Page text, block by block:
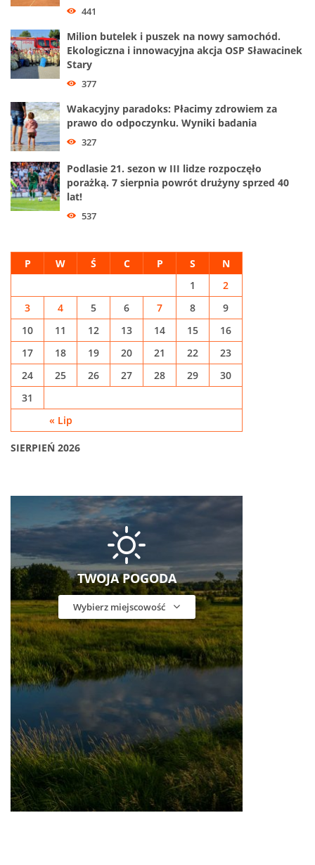
441
Milion butelek i puszek na nowy samochód.
Ekologiczna i innowacyjna akcja OSP Sławacinek
Stary
377
Wakacyjny paradoks: Płacimy zdrowiem za
prawo do odpoczynku. Wyniki badania
327
Podlasie 21. sezon w III lidze rozpoczęło
porażką. 7 sierpnia powrót drużyny sprzed 40
lat!
537
SIERPIEŃ 2026
P W Ś C P S N
« Lip
1
2
3
4 5 6 7 8
9
10
11 12 13 14 15
16
17
18 19 20 21 22
23
24
25 26 27 28 29
30
31
TWOJA POGODA
Wybierz miejscowość